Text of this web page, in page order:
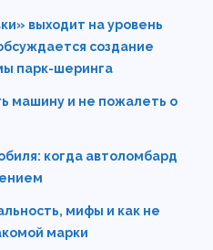
выходит на уровень
создание
парк-шеринга
машину и не пожалеть о
когда автоломбард
мифы и как не
марки